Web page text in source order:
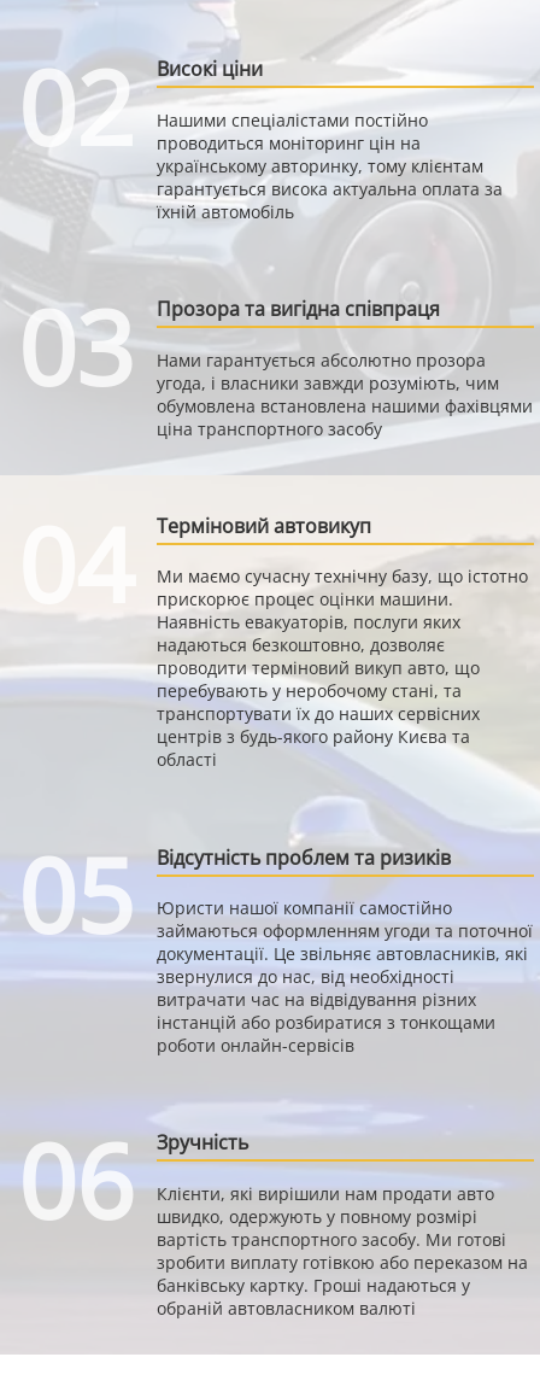
02 Високі ціни
Нашими спеціалістами постійно
проводиться моніторинг цін на
українському авторинку, тому клієнтам
гарантується висока актуальна оплата за
їхній автомобіль
03 Прозора та вигідна співпраця
Нами гарантується абсолютно прозора
угода, і власники завжди розуміють, чим
обумовлена встановлена нашими фахівцями
ціна транспортного засобу
Терміновий автовикуп
Ми маємо сучасну технічну базу, що істотно
прискорює процес оцінки машини.
Наявність евакуаторів, послуги яких
надаються безкоштовно, дозволяє
проводити терміновий викуп авто, що
перебувають у неробочому стані, та
транспортувати їх до наших сервісних
центрів з будь-якого району Києва та
області
05 Відсутність проблем та ризиків
Юристи нашої компанії самостійно
займаються оформленням угоди та поточної
документації. Це звільняє автовласників, які
звернулися до нас, від необхідності
витрачати час на відвідування різних
інстанцій або розбиратися з тонкощами
роботи онлайн-сервісів
06 Зручність
Клієнти, які вирішили нам продати авто
швидко, одержують у повному розмірі
вартість транспортного засобу. Ми готові
зробити виплату готівкою або переказом на
банківську картку. Гроші надаються у
обраній автовласником валюті